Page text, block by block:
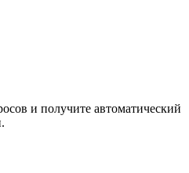
и получите автоматический